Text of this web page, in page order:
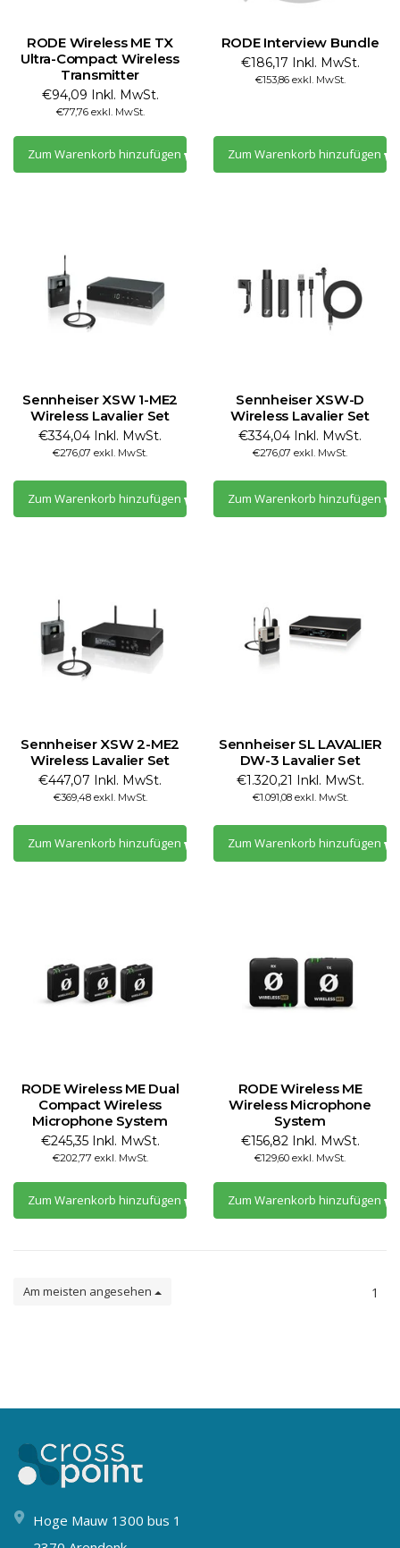
RODE Wireless ME TX
Ultra-Compact Wireless
Transmitter
€94,09 Inkl. MwSt.
€77,76 exkl. MwSt.
Zum Warenkorb hinzufügen
RODE Interview Bundle
€186,17 Inkl. MwSt.
€153,86 exkl. MwSt.
Zum Warenkorb hinzufügen
Sennheiser XSW 1-ME2
Wireless Lavalier Set
€334,04 Inkl. MwSt.
€276,07 exkl. MwSt.
Zum Warenkorb hinzufügen
Sennheiser XSW-D
Wireless Lavalier Set
€334,04 Inkl. MwSt.
€276,07 exkl. MwSt.
Zum Warenkorb hinzufügen
Sennheiser XSW 2-ME2
Wireless Lavalier Set
€447,07 Inkl. MwSt.
€369,48 exkl. MwSt.
Zum Warenkorb hinzufügen
Sennheiser SL LAVALIER
DW-3 Lavalier Set
€1.320,21 Inkl. MwSt.
€1.091,08 exkl. MwSt.
Zum Warenkorb hinzufügen
RODE Wireless ME Dual
Compact Wireless
Microphone System
€245,35 Inkl. MwSt.
€202,77 exkl. MwSt.
Zum Warenkorb hinzufügen
RODE Wireless ME
Wireless Microphone
System
€156,82 Inkl. MwSt.
€129,60 exkl. MwSt.
Zum Warenkorb hinzufügen
Am meisten angesehen 1
Hoge Mauw 1300 bus 1